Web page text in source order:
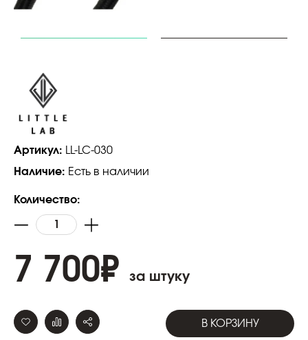
Артикул: LL-LC-030
Наличие: Есть в наличии
Количество:
7 700₽ за штуку
В КОРЗИНУ